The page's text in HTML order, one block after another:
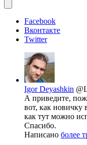
Facebook
Вконтакте
Twitter
Igor Deyashkin
А приведите,
вот, как новичку
как тут можно
Спасибо.
Написано более